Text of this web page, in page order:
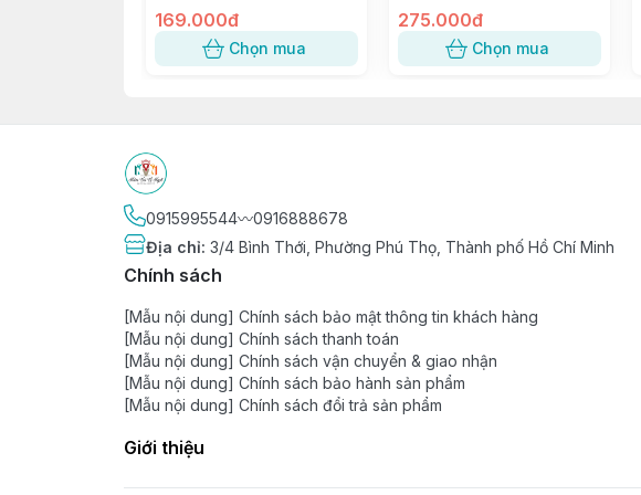
Xoài ~ W120, 8117, 117-8
169.000đ
Chọn mua
SỐ 5
275.000đ
Chọn mua
0915995544〰️0916888678
Địa chỉ: 3/4 Bình Thới, Phường Phú Thọ, Thành phố Hồ Chí Minh
Chính sách
[Mẫu nội dung] Chính sách bảo mật thông tin khách hàng
[Mẫu nội dung] Chính sách thanh toán
[Mẫu nội dung] Chính sách vận chuyển & giao nhận
[Mẫu nội dung] Chính sách bảo hành sản phẩm
[Mẫu nội dung] Chính sách đổi trả sản phẩm
Giới thiệu